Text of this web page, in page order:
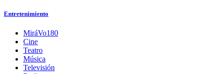
Entretenimiento
MiráVo180
Cine
Teatro
Música
Televisión